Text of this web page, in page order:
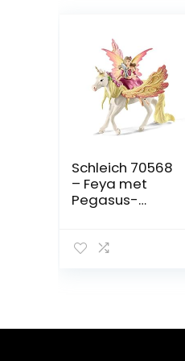
Schleich 70568
– Feya met
Pegasus-